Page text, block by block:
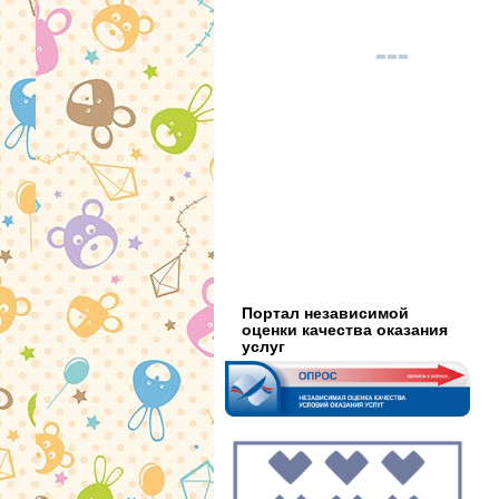
Портал независимой
оценки качества оказания
услуг